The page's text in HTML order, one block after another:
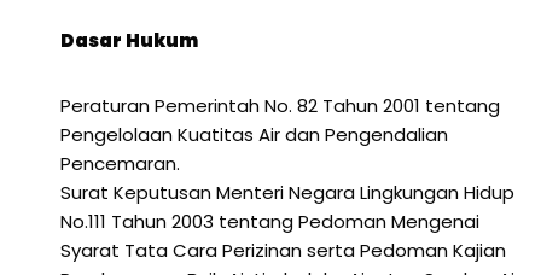
Dasar Hukum
Peraturan Pemerintah No. 82 Tahun 2001 tentang
Pengelolaan Kuatitas Air dan Pengendalian
Pencemaran.
Surat Keputusan Menteri Negara Lingkungan Hidup
No.111 Tahun 2003 tentang Pedoman Mengenai
Syarat Tata Cara Perizinan serta Pedoman Kajian